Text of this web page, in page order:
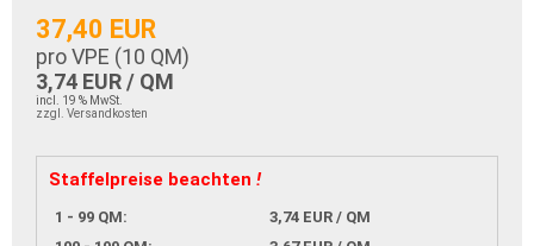
37,40 EUR
pro VPE (10 QM)
3,74 EUR / QM
incl. 19 % MwSt.
zzgl. Versandkosten
Staffelpreise beachten !
1 - 99 QM:
3,74 EUR / QM